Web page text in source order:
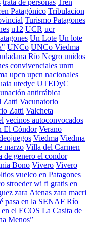
trata de personas Tren
Patagónico Tribulacion
Turismo Patagones
u12 UCR ucr
Un Lote Un lote
UNCo UNCo Viedma
Río Negro unidos
convivenciales unrn
upcn upcn nacionales
utedyc UTEDyC
antirrábica
Zatti Vacunatorio
Zatti Valcheta
vecinos autoconvocados
El Cóndor Verano
Viedma Viedma
marzo Villa del Carmen
de genero el condor
Bono Vivero Vivero
vuelco en Patagones
stroeder wi fi gratis en
zara Atenas zara macri
pasa en la SENAF Río
el ECOS La Casita de
Menos”